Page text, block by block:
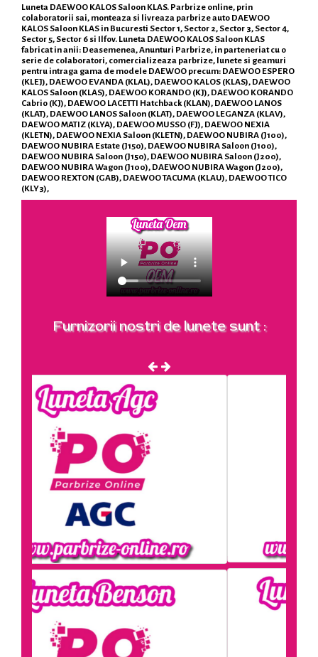
Luneta DAEWOO KALOS Saloon KLAS. Parbrize online, prin
colaboratorii sai, monteaza si livreaza parbrize auto DAEWOO
KALOS Saloon KLAS in Bucuresti Sector 1, Sector 2, Sector 3, Sector 4,
Sector 5, Sector 6 si Ilfov. Luneta DAEWOO KALOS Saloon KLAS
fabricat in anii: Deasemenea, Anunturi Parbrize, in parteneriat cu o
serie de colaboratori, comercializeaza parbrize, lunete si geamuri
pentru intraga gama de modele DAEWOO precum: DAEWOO ESPERO
(KLEJ), DAEWOO EVANDA (KLAL), DAEWOO KALOS (KLAS), DAEWOO
KALOS Saloon (KLAS), DAEWOO KORANDO (KJ), DAEWOO KORANDO
Cabrio (KJ), DAEWOO LACETTI Hatchback (KLAN), DAEWOO LANOS
(KLAT), DAEWOO LANOS Saloon (KLAT), DAEWOO LEGANZA (KLAV),
DAEWOO MATIZ (KLYA), DAEWOO MUSSO (FJ), DAEWOO NEXIA
(KLETN), DAEWOO NEXIA Saloon (KLETN), DAEWOO NUBIRA (J100),
DAEWOO NUBIRA Estate (J150), DAEWOO NUBIRA Saloon (J100),
DAEWOO NUBIRA Saloon (J150), DAEWOO NUBIRA Saloon (J200),
DAEWOO NUBIRA Wagon (J100), DAEWOO NUBIRA Wagon (J200),
DAEWOO REXTON (GAB), DAEWOO TACUMA (KLAU), DAEWOO TICO
(KLY3),
Furnizorii nostri de lunete sunt :